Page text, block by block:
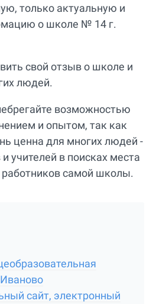
только актуальную и
о школе № 14 г.
свой отзыв о школе и
людей.
возможностью
и опытом, так как
ценна для многих людей -
учителей в поисках места
самой школы.
сайт, электронный